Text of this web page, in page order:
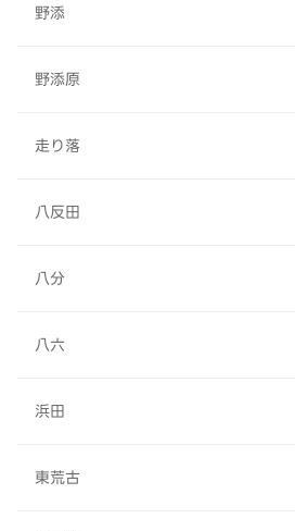
野添
野添原
走り落
八反田
八分
八六
浜田
東荒古